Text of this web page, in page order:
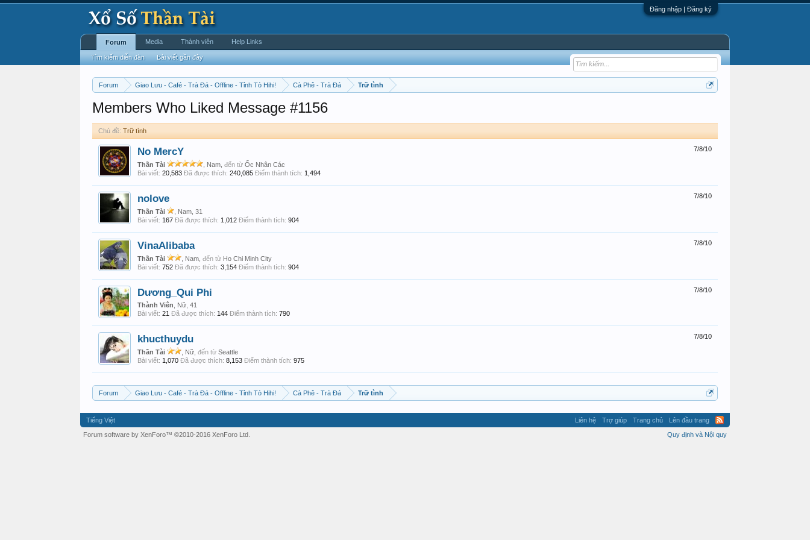
Đăng nhập | Đăng ký
Forum Giao Lưu - Café - Trà Đá - Offline - Tỉnh Tò Hihi! Cà Phê - Trà Đá Trữ tình
Members Who Liked Message #1156
Chủ đề: Trữ tình
7/8/10
No MercY
Thần Tài , Nam, đến từ Ốc Nhân Các
Bài viết: 20,583 Đã được thích: 240,085 Điểm thành tích: 1,494
7/8/10
nolove
Thần Tài
, Nam, 31
Bài viết: 167 Đã được thích: 1,012 Điểm thành tích: 904
7/8/10
VinaAlibaba
Thần Tài , Nam, đến từ Ho Chi Minh City
Bài viết: 752 Đã được thích: 3,154 Điểm thành tích: 904
7/8/10
Dương_Qui Phi
Thành Viên , Nữ, 41
Bài viết: 21 Đã được thích: 144 Điểm thành tích: 790
7/8/10
khucthuydu
Thần Tài , Nữ, đến từ Seattle
Bài viết: 1,070 Đã được thích: 8,153 Điểm thành tích: 975
Forum Giao Lưu - Café - Trà Đá - Offline - Tỉnh Tò Hihi! Cà Phê - Trà Đá Trữ tình
Forum
Tìm kiếm diễn đàn Bài viết gần đây
Media Thành viên Help Links
Tiếng Việt Liên hệ Trợ giúp Trang chủ
Lên đầu trang
Quy định và Nội quy
Forum software by XenForo™ ©2010-2016 XenForo Ltd.